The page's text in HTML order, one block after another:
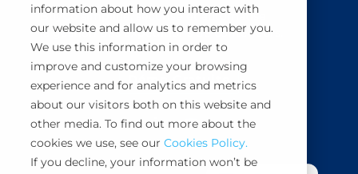
information about how you interact with
our website and allow us to remember you.
We use this information in order to
improve and customize your browsing
experience and for analytics and metrics
about our visitors both on this website and
other media. To find out more about the
cookies we use, see our Cookies Policy.
If you decline, your information won’t be
BuyCo simplifie, sécurise et automatise
la gestion des expéditions de conteneurs.
Démo Gratuite